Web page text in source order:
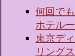
何回で
ホテル
東京デ
リング